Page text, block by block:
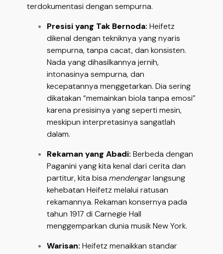
terdokumentasi dengan sempurna.
Presisi yang Tak Bernoda: Heifetz
dikenal dengan tekniknya yang nyaris
sempurna, tanpa cacat, dan konsisten.
Nada yang dihasilkannya jernih,
intonasinya sempurna, dan
kecepatannya menggetarkan. Dia sering
dikatakan “memainkan biola tanpa emosi”
karena presisinya yang seperti mesin,
meskipun interpretasinya sangatlah
dalam.
Rekaman yang Abadi: Berbeda dengan
Paganini yang kita kenal dari cerita dan
partitur, kita bisa mendengarlangsung
kehebatan Heifetz melalui ratusan
rekamannya. Rekaman konsernya pada
tahun 1917 di Carnegie Hall
menggemparkan dunia musik New York.
Warisan: Heifetz menaikkan standar